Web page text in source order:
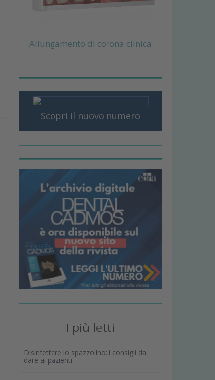
Allungamento di corona clinica
Scopri il nuovo numero
I più letti
Disinfettare lo spazzolino: i consigli da
dare ai pazienti